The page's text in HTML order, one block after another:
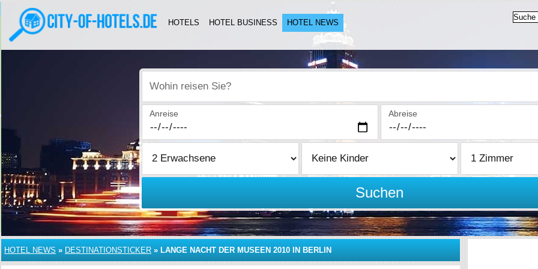
HOTELS HOTEL BUSINESS HOTEL NEWS
Wohin reisen Sie?
Anreise Abreise
Suchen
HOTEL NEWS » DESTINATIONSTICKER » LANGE NACHT DER MUSEEN 2010 IN BERLIN